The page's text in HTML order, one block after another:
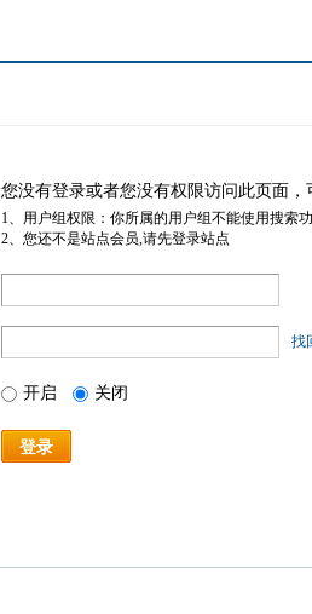
您没有登录或者您没有权限访问此页面
1、用户组权限：你所属的用户组不能使用搜索
2、您还不是站点会员,请先登录站点
找
开启 关闭
登录